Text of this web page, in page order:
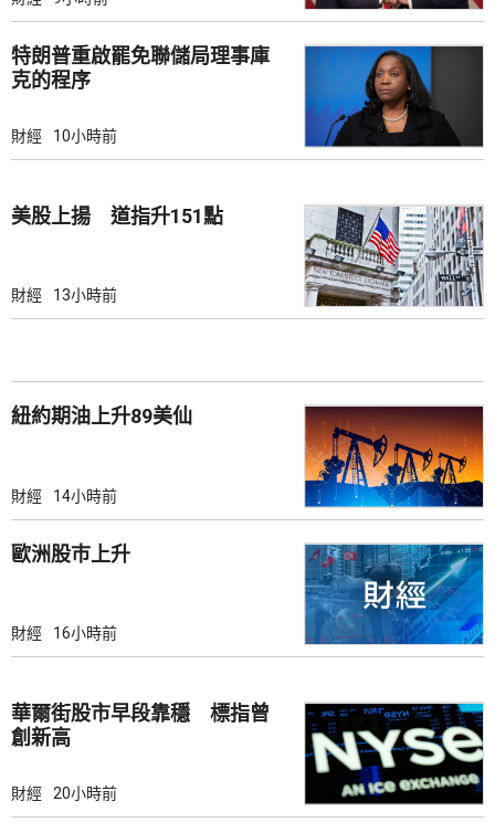
特朗普重啟罷免聯儲局理事庫
克的程序
財經 10小時前
美股上揚 道指升151點
財經 13小時前
紐約期油上升89美仙
財經 14小時前
歐洲股巿上升
財經 16小時前
華爾街股市早段靠穩 標指曾
創新高
財經 20小時前